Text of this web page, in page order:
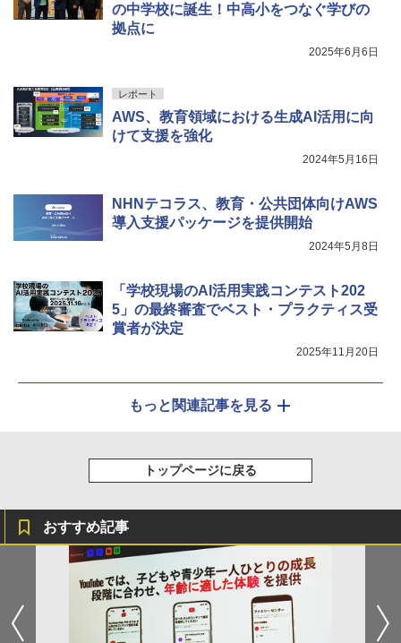
の中学校に誕生！中高小をつなぐ学びの
拠点に
2025年6月6日
レポート
AWS、教育領域における生成AI活用に向
けて支援を強化
2024年5月16日
NHNテコラス、教育・公共団体向けAWS
導入支援パッケージを提供開始
2024年5月8日
「学校現場のAI活用実践コンテスト202
5」の最終審査でベスト・プラクティス受
賞者が決定
2025年11月20日
もっと関連記事を見る
トップページに戻る
おすすめ記事